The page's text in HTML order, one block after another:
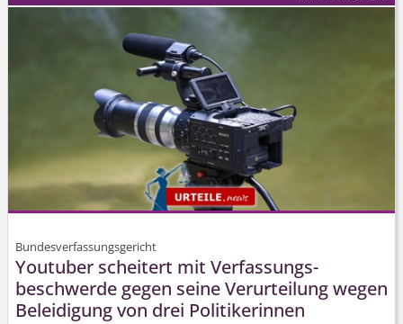
Bundesverfassungsgericht
Youtuber scheitert mit Verfassungs­
beschwerde gegen seine Verurteilung wegen
Beleidigung von drei Politikerinnen